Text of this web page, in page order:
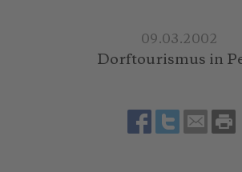
09.03.2002
Dorftourismus in